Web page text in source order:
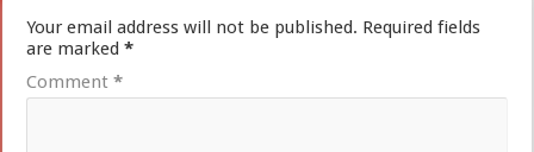
Your email address will not be published. Required fields
are marked*
Comment*